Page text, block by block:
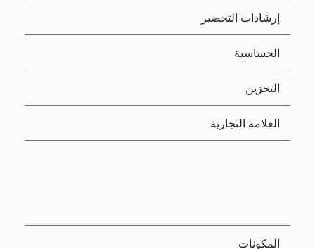
إرشادات التحضير
الحساسية
التخزين
العلامة التجارية
المكونات